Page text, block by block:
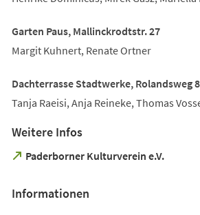
Garten Paus, Mallinckrodtstr. 27
Margit Kuhnert, Renate Ortner
Dachterrasse Stadtwerke, Rolandsweg
Tanja Raeisi, Anja Reineke, Thomas
Weitere Infos
Paderborner Kulturverein e.V.
(Öffnet
neuen
Informationen